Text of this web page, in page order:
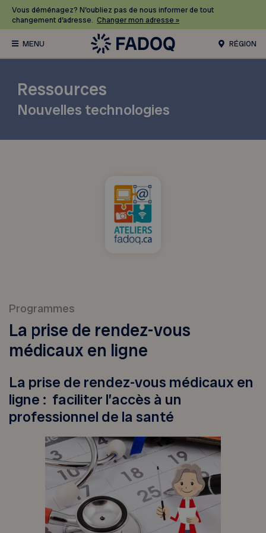
Vous déménagez? N’oubliez pas de nous informer de tout
changement d’adresse. Changer mon adresse »
RÉGION
Ressources
Nouvelles technologies
Programmes
La prise de rendez-vous
médicaux en ligne
La prise de rendez-vous médicaux en
ligne : faciliter l’accès à un
professionnel de la santé